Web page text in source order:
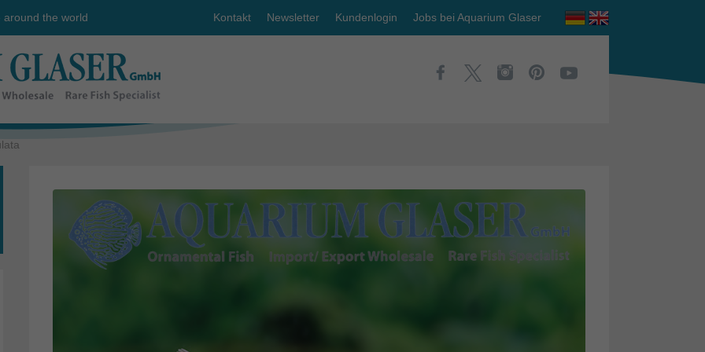
the world Kontakt Newsletter Kundenlogin Jobs bei Aquarium Glaser